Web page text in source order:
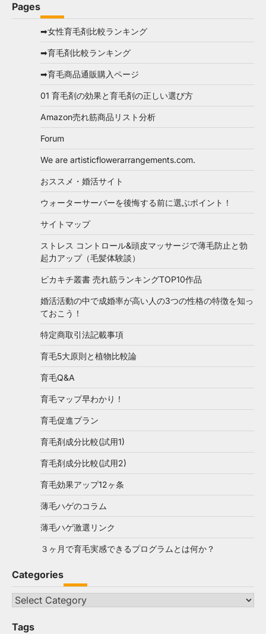
Pages
➡女性育毛剤比較ランキング
➡育毛剤比較ランキング
➡育毛商品通販購入ページ
01 育毛剤の効果と育毛剤の正しい選び方
Amazon売れ筋商品リスト分析
Forum
We are artisticflowerarrangements.com.
おススメ・婚活サイト
ウォーターサーバーを後悔する前に選ぶポイント！
サイトマップ
ストレス コントロール&頭皮マッサージで薄毛防止と勃
起力アップ（毛髪体験談）
ピカキチ叢書 売れ筋ランキングTOP10作品
婚活活動の中で成婚率が高い人の3つの性格の特徴を知っ
ておこう！
特定商取引法記載事項
育毛5大原則と植物比較論
育毛Q&A
育毛マップ早わかり！
育毛促進プラン
育毛剤成分比較(試用1)
育毛剤成分比較(試用2)
育毛効果アップ12ヶ条
薄毛ハゲのコラム
薄毛ハゲ激選リンク
３ヶ月で育毛実感できるプログラムとは何か？
Categories
Categories
Tags